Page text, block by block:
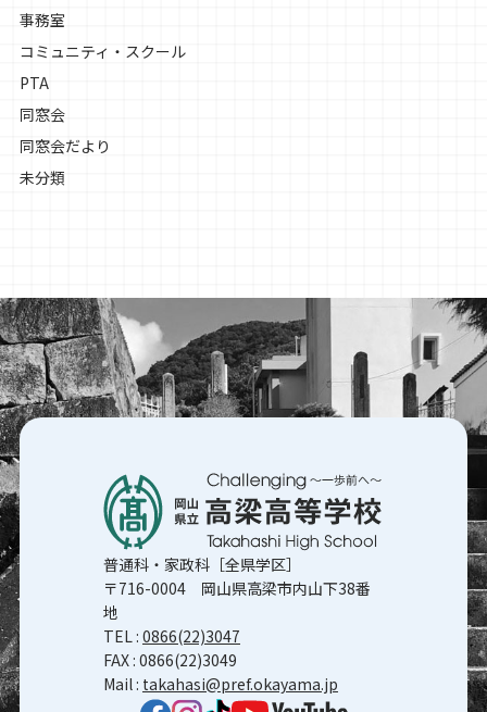
事務室
コミュニティ・スクール
PTA
同窓会
同窓会だより
未分類
普通科・家政科［全県学区］
〒716-0004 岡山県高梁市内山下38番
地
TEL : 0866(22)3047
FAX : 0866(22)3049
Mail : takahasi@pref.okayama.jp